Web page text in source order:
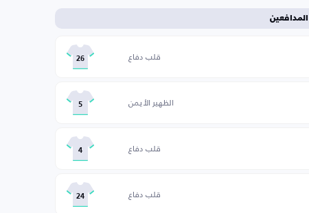
المدافعين
قلب دفاع 26
الظهير الأيمن 5
قلب دفاع 4
قلب دفاع 24